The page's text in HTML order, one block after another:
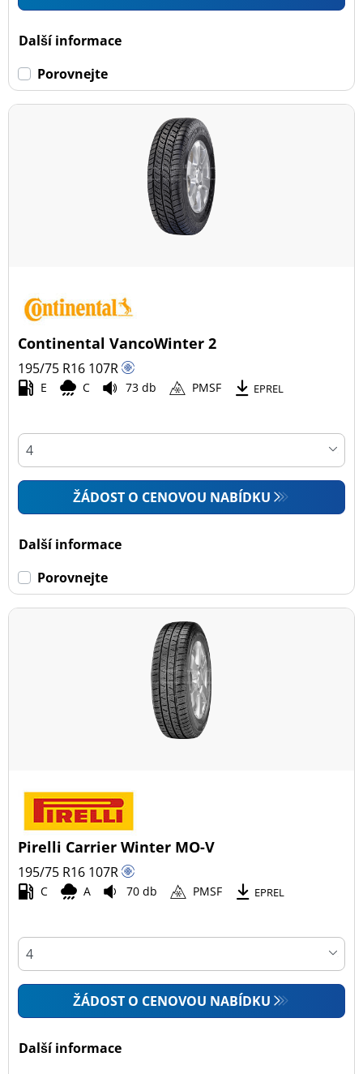
Další informace
Porovnejte
Continental VancoWinter 2
195/75 R16 107R
E C 73 db PMSF EPREL
ŽÁDOST O CENOVOU NABÍDKU
Další informace
Porovnejte
Pirelli Carrier Winter MO-V
195/75 R16 107R
C A 70 db PMSF EPREL
ŽÁDOST O CENOVOU NABÍDKU
Další informace